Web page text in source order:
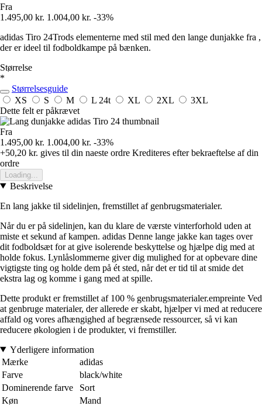
Fra
1.495,00 kr. 1.004,00 kr. -33%
adidas Tiro 24Trods elementerne med stil med den lange dunjakke fra ,
der er ideel til fodboldkampe på bænken.
Størrelse
*
Størrelsesguide
XS
S M L 24t XL 2XL
3XL
Dette felt er påkrævet
Fra
1.495,00 kr. 1.004,00 kr. -33%
+50,20 kr. gives til din naeste ordre Krediteres efter bekraeftelse af din
ordre
Loading...
Beskrivelse
En lang jakke til sidelinjen, fremstillet af genbrugsmaterialer.
Når du er på sidelinjen, kan du klare de værste vinterforhold uden at
miste et sekund af kampen. adidas Denne lange jakke kan tages over
dit fodboldsæt for at give isolerende beskyttelse og hjælpe dig med at
holde fokus. Lynlåslommerne giver dig mulighed for at opbevare dine
vigtigste ting og holde dem på ét sted, når det er tid til at smide det
ekstra lag og komme i gang med at spille.
Dette produkt er fremstillet af 100 % genbrugsmaterialer.empreinte Ved
at genbruge materialer, der allerede er skabt, hjælper vi med at reducere
affald og vores afhængighed af begrænsede ressourcer, så vi kan
reducere økologien i de produkter, vi fremstiller.
Yderligere information
Mærke
adidas
Farve
black/white
Dominerende farve
Sort
Køn
Mand